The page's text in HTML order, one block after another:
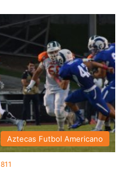
Aztecas Futbol Americano
811